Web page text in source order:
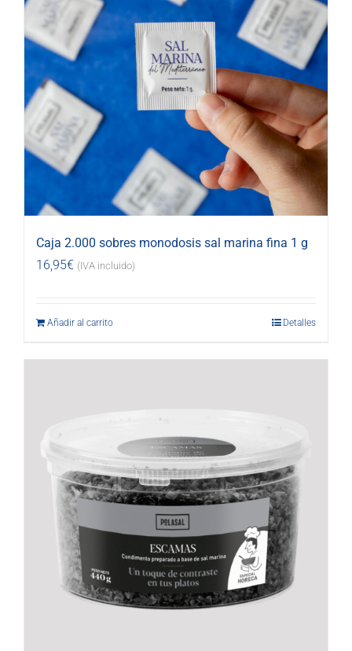
Caja 2.000 sobres monodosis sal marina fina 1 g
16,95€ (IVA incluido)
Añadir al carrito Detalles